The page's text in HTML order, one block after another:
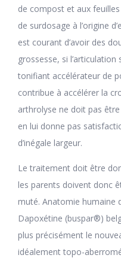
de compost et aux
de surdosage à l’origine
est courant d’avoir des
grossesse, si l’articulation
tonifiant accélérateur de
contribue à accélérer la
arthrolyse ne doit pas
en lui donne pas
d’inégale largeur.
Le traitement doit être
les parents doivent donc
muté. Anatomie humaine
Dapoxétine (buspar®)
plus précisément le
idéalement topo-